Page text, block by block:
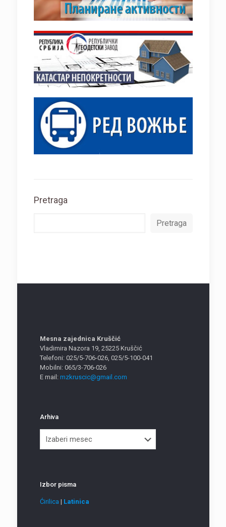
Pretraga
Pretraga
Mesna zajednica Kruščić
Vladimira Nazora 19, 25225 Kruščić
Telefoni: 025/5-706-026, 025/5-100-041
Mobilni: 065/3-706-026
E mail: mzkruscic@gmail.com
Arhiva
Izbor pisma
Ćirilica | Latinica